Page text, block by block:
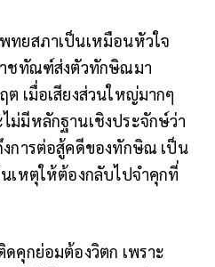
ทยสภาเป็นเหมือนหัวใจ
าชทัณฑ์ส่งตัวทักษิณมา
ต เมื่อเสียงส่วนใหญ่มากๆ
ม่มีหลักฐานเชิงประจักษ์ว่า
การต่อสู้คดีของทักษิณ เป็น
เหตุให้ต้องกลับไปจำคุกที่
คุกย่อมต้องวิตก เพราะ